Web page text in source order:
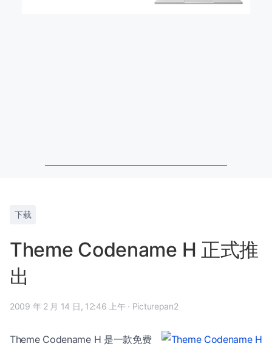
下载
Theme Codename H 正式推
出
2009 年 2 月 14 日, 12:46 上午 · Picturepan2
Theme Codename H 是一款免费